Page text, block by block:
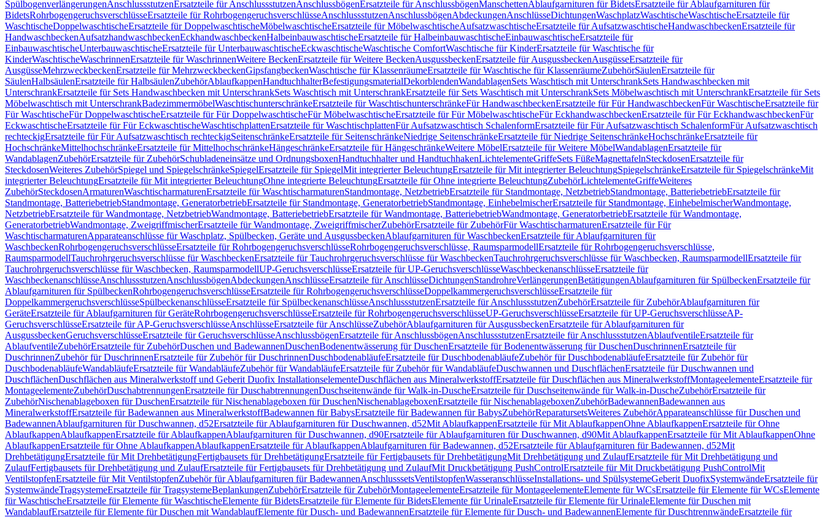
SpülbogenverlängerungenAnschlussstutzenErsatzteile für AnschlussstutzenAnschlussbögenErsatzteile für AnschlussbögenManschettenAblaufgarnituren für BidetsErsatzteile für Ablaufgarnituren für
BidetsRohrbogengeruchsverschlüsseErsatzteile für RohrbogengeruchsverschlüsseAnschlussstutzenAnschlussbögenAbdeckungenAnschlüsseDichtungenWaschplatzWaschtischeWaschtischeErsatzteile für
WaschtischeDoppelwaschtischeErsatzteile für DoppelwaschtischeMöbelwaschtischeErsatzteile für MöbelwaschtischeAufsatzwaschtischeErsatzteile für AufsatzwaschtischeHandwaschbeckenErsatzteile für
HandwaschbeckenAufsatzhandwaschbeckenEckhandwaschbeckenHalbeinbauwaschtischeErsatzteile für HalbeinbauwaschtischeEinbauwaschtischeErsatzteile für
EinbauwaschtischeUnterbauwaschtischeErsatzteile für UnterbauwaschtischeEckwaschtischeWaschtische ComfortWaschtische für KinderErsatzteile für Waschtische für
KinderWaschtischeWaschrinnenErsatzteile für WaschrinnenWeitere BeckenErsatzteile für Weitere BeckenAusgussbeckenErsatzteile für AusgussbeckenAusgüsseErsatzteile für
AusgüsseMehrzweckbeckenErsatzteile für MehrzweckbeckenGipsfangbeckenWaschtische für KlassenräumeErsatzteile für Waschtische für KlassenräumeZubehörSäulenErsatzteile für
SäulenHalbsäulenErsatzteile für HalbsäulenZubehörAblaufkappenHandtuchhalterBefestigungsmaterialDekorblendenWandablagenSets Waschtisch mit UnterschrankSets Handwaschbecken mit
UnterschrankErsatzteile für Sets Handwaschbecken mit UnterschrankSets Waschtisch mit UnterschrankErsatzteile für Sets Waschtisch mit UnterschrankSets Möbelwaschtisch mit UnterschrankErsatzteile für Sets
Möbelwaschtisch mit UnterschrankBadezimmermöbelWaschtischunterschränkeErsatzteile für WaschtischunterschränkeFür HandwaschbeckenErsatzteile für Für HandwaschbeckenFür WaschtischeErsatzteile für
Für WaschtischeFür DoppelwaschtischeErsatzteile für Für DoppelwaschtischeFür MöbelwaschtischeErsatzteile für Für MöbelwaschtischeFür EckhandwaschbeckenErsatzteile für Für EckhandwaschbeckenFür
EckwaschtischeErsatzteile für Für EckwaschtischeWaschtischplattenErsatzteile für WaschtischplattenFür Aufsatzwaschtisch SchalenformErsatzteile für Für Aufsatzwaschtisch SchalenformFür Aufsatzwaschtisch
rechteckigErsatzteile für Für Aufsatzwaschtisch rechteckigSeitenschränkeErsatzteile für SeitenschränkeNiedrige SeitenschränkeErsatzteile für Niedrige SeitenschränkeHochschränkeErsatzteile für
HochschränkeMittelhochschränkeErsatzteile für MittelhochschränkeHängeschränkeErsatzteile für HängeschränkeWeitere MöbelErsatzteile für Weitere MöbelWandablagenErsatzteile für
WandablagenZubehörErsatzteile für ZubehörSchubladeneinsätze und OrdnungsboxenHandtuchhalter und HandtuchhakenLichtelementeGriffeSets FüßeMagnettafelnSteckdosenErsatzteile für
SteckdosenWeiteres ZubehörSpiegel und SpiegelschränkeSpiegelErsatzteile für SpiegelMit integrierter BeleuchtungErsatzteile für Mit integrierter BeleuchtungSpiegelschränkeErsatzteile für SpiegelschränkeMit
integrierter BeleuchtungErsatzteile für Mit integrierter BeleuchtungOhne integrierte BeleuchtungErsatzteile für Ohne integrierte BeleuchtungZubehörLichtelementeGriffeWeiteres
ZubehörSteckdosenArmaturenWaschtischarmaturenErsatzteile für WaschtischarmaturenStandmontage, NetzbetriebErsatzteile für Standmontage, NetzbetriebStandmontage, BatteriebetriebErsatzteile für
Standmontage, BatteriebetriebStandmontage, GeneratorbetriebErsatzteile für Standmontage, GeneratorbetriebStandmontage, EinhebelmischerErsatzteile für Standmontage, EinhebelmischerWandmontage,
NetzbetriebErsatzteile für Wandmontage, NetzbetriebWandmontage, BatteriebetriebErsatzteile für Wandmontage, BatteriebetriebWandmontage, GeneratorbetriebErsatzteile für Wandmontage,
GeneratorbetriebWandmontage, ZweigriffmischerErsatzteile für Wandmontage, ZweigriffmischerZubehörErsatzteile für ZubehörFür WaschtischarmaturenErsatzteile für Für
WaschtischarmaturenApparateanschlüsse für Waschplatz, Spülbecken, Geräte und AusgussbeckenAblaufgarnituren für WaschbeckenErsatzteile für Ablaufgarnituren für
WaschbeckenRohrbogengeruchsverschlüsseErsatzteile für RohrbogengeruchsverschlüsseRohrbogengeruchsverschlüsse, RaumsparmodellErsatzteile für Rohrbogengeruchsverschlüsse,
RaumsparmodellTauchrohrgeruchsverschlüsse für WaschbeckenErsatzteile für Tauchrohrgeruchsverschlüsse für WaschbeckenTauchrohrgeruchsverschlüsse für Waschbecken, RaumsparmodellErsatzteile für
Tauchrohrgeruchsverschlüsse für Waschbecken, RaumsparmodellUP-GeruchsverschlüsseErsatzteile für UP-GeruchsverschlüsseWaschbeckenanschlüsseErsatzteile für
WaschbeckenanschlüsseAnschlussstutzenAnschlussbögenAbdeckungenAnschlüsseErsatzteile für AnschlüsseDichtungenStandrohreVerlängerungenBetätigungenAblaufgarnituren für SpülbeckenErsatzteile für
Ablaufgarnituren für SpülbeckenRohrbogengeruchsverschlüsseErsatzteile für RohrbogengeruchsverschlüsseDoppelkammergeruchsverschlüsseErsatzteile für
DoppelkammergeruchsverschlüsseSpülbeckenanschlüsseErsatzteile für SpülbeckenanschlüsseAnschlussstutzenErsatzteile für AnschlussstutzenZubehörErsatzteile für ZubehörAblaufgarnituren für
GeräteErsatzteile für Ablaufgarnituren für GeräteRohrbogengeruchsverschlüsseErsatzteile für RohrbogengeruchsverschlüsseUP-GeruchsverschlüsseErsatzteile für UP-GeruchsverschlüsseAP-
GeruchsverschlüsseErsatzteile für AP-GeruchsverschlüsseAnschlüsseErsatzteile für AnschlüsseZubehörAblaufgarnituren für AusgussbeckenErsatzteile für Ablaufgarnituren für
AusgussbeckenGeruchsverschlüsseErsatzteile für GeruchsverschlüsseAnschlussbögenErsatzteile für AnschlussbögenAnschlussstutzenErsatzteile für AnschlussstutzenAblaufventileErsatzteile für
AblaufventileZubehörErsatzteile für ZubehörDuschen und BadewannenDuschenBodenentwässerung für DuschenErsatzteile für Bodenentwässerung für DuschenDuschrinnenErsatzteile für
DuschrinnenZubehör für DuschrinnenErsatzteile für Zubehör für DuschrinnenDuschbodenabläufeErsatzteile für DuschbodenabläufeZubehör für DuschbodenabläufeErsatzteile für Zubehör für
DuschbodenabläufeWandabläufeErsatzteile für WandabläufeZubehör für WandabläufeErsatzteile für Zubehör für WandabläufeDuschwannen und DuschflächenErsatzteile für Duschwannen und
DuschflächenDuschflächen aus Mineralwerkstoff und Geberit Duofix InstallationselementeDuschflächen aus MineralwerkstoffErsatzteile für Duschflächen aus MineralwerkstoffMontageelementeErsatzteile für
MontageelementeZubehörDuschabtrennungenErsatzteile für DuschabtrennungenDuschseitenwände für Walk-in-DuscheErsatzteile für Duschseitenwände für Walk-in-DuscheZubehörErsatzteile für
ZubehörNischenablageboxen für DuschenErsatzteile für Nischenablageboxen für DuschenNischenablageboxenErsatzteile für NischenablageboxenZubehörBadewannenBadewannen aus
MineralwerkstoffErsatzteile für Badewannen aus MineralwerkstoffBadewannen für BabysErsatzteile für Badewannen für BabysZubehörReparatursetsWeiteres ZubehörApparateanschlüsse für Duschen und
BadewannenAblaufgarnituren für Duschwannen, d52Ersatzteile für Ablaufgarnituren für Duschwannen, d52Mit AblaufkappenErsatzteile für Mit AblaufkappenOhne AblaufkappenErsatzteile für Ohne
AblaufkappenAblaufkappenErsatzteile für AblaufkappenAblaufgarnituren für Duschwannen, d90Ersatzteile für Ablaufgarnituren für Duschwannen, d90Mit AblaufkappenErsatzteile für Mit AblaufkappenOhne
AblaufkappenErsatzteile für Ohne AblaufkappenAblaufkappenErsatzteile für AblaufkappenAblaufgarnituren für Badewannen, d52Ersatzteile für Ablaufgarnituren für Badewannen, d52Mit
DrehbetätigungErsatzteile für Mit DrehbetätigungFertigbausets für DrehbetätigungErsatzteile für Fertigbausets für DrehbetätigungMit Drehbetätigung und ZulaufErsatzteile für Mit Drehbetätigung und
ZulaufFertigbausets für Drehbetätigung und ZulaufErsatzteile für Fertigbausets für Drehbetätigung und ZulaufMit Druckbetätigung PushControlErsatzteile für Mit Druckbetätigung PushControlMit
VentilstopfenErsatzteile für Mit VentilstopfenZubehör für Ablaufgarnituren für BadewannenAnschlusssetsVentilstopfenWasseranschlüsseInstallations- und SpülsystemeGeberit DuofixSystemwändeErsatzteile für
SystemwändeTragsystemeErsatzteile für TragsystemeBeplankungenZubehörErsatzteile für ZubehörMontageelementeErsatzteile für MontageelementeElemente für WCsErsatzteile für Elemente für WCsElemente
für WaschtischeErsatzteile für Elemente für WaschtischeElemente für BidetsErsatzteile für Elemente für BidetsElemente für UrinaleErsatzteile für Elemente für UrinaleElemente für Duschen mit
WandablaufErsatzteile für Elemente für Duschen mit WandablaufElemente für Dusch- und BadewannenErsatzteile für Elemente für Dusch- und BadewannenElemente für DuschtrennwändeErsatzteile für